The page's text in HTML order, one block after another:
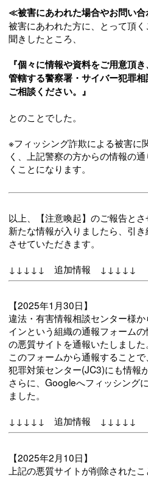
≪被害にあわれた場合やお問い
被害にあわれた方に、とって頂
聞きしたところ、
『個々に情報や資料をご用意頂
管轄する警察署・サイバー犯罪
ご相談ください。』
とのことでした。
※フィッシング詐欺による被害に
く、上記警察の方からの情報の
くことになります。
以上、【注意喚起】のご報告とさ
新たな情報が入りましたら、引
させていただきます。
↓↓↓↓↓ 追加情報 ↓↓↓↓↓
【2025年1月30日】
違法・有害情報相談センター様
インという組織の通報フォーム
の悪質サイトを通報いたしました。
このフォームから通報すること
犯罪対策センター(JC3)にも情報
さらに、Googleへフィッシング
ました。
↓↓↓↓↓ 追加情報 ↓↓↓↓↓
【2025年2月10日】
上記の悪質サイトが削除されたこ